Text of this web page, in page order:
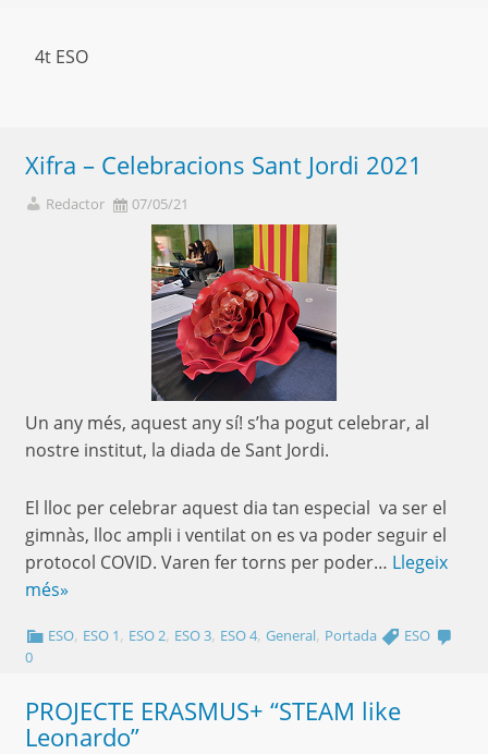
4t ESO
Xifra – Celebracions Sant Jordi 2021
Redactor 07/05/21
Un any més, aquest any sí! s’ha pogut celebrar, al
nostre institut, la diada de Sant Jordi.
El lloc per celebrar aquest dia tan especial va ser el
gimnàs, lloc ampli i ventilat on es va poder seguir el
protocol COVID. Varen fer torns per poder… Llegeix
més»
ESO, ESO 1, ESO 2, ESO 3, ESO 4,General, Portada
ESO
0
PROJECTE ERASMUS+ “STEAM like
Leonardo”